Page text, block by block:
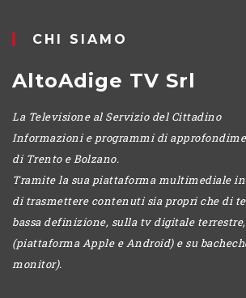
CHI SIAMO
AltoAdige TV Srl
La Televisione al Servizio del Cittadino
Informazioni e programmi di
di Trento e Bolzano.
Tramite la sua piattaforma multimediale
di trasmettere contenuti sia propri che di
bassa definizione, sulla tv digitale
(piattaforma Apple e Android) e su
monitor).